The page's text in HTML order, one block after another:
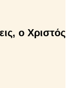
ο Χριστός